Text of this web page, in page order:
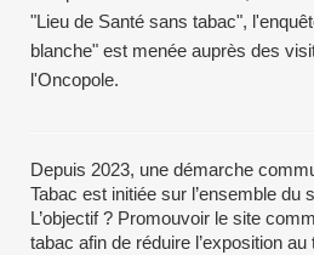
"Lieu de Santé sans tabac",
blanche" est menée auprès des
l'Oncopole.
Depuis 2023, une démarche
Tabac est initiée sur l’ensemble du
L’objectif ? Promouvoir le site
tabac afin de réduire l’exposition